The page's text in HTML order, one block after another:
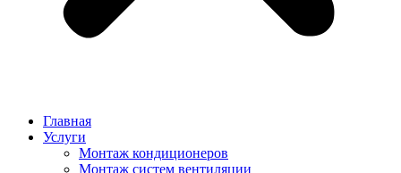
Главная
Услуги
Монтаж кондиционеров
Монтаж cистем вентиляции